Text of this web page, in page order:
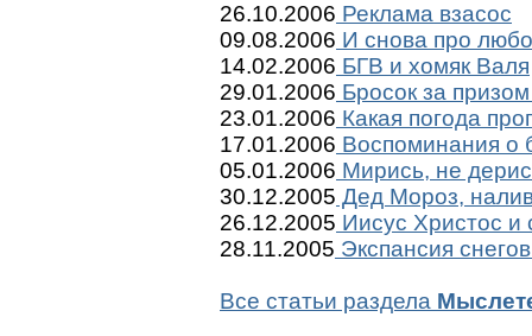
26.10.2006 Реклама взасос
09.08.2006 И снова про
14.02.2006 БГВ и хомяк Валя
29.01.2006 Бросок за
23.01.2006 Какая погода
17.01.2006 Воспоминания о
05.01.2006 Мирись, не
30.12.2005 Дед Мороз,
26.12.2005 Иисус Христос
28.11.2005 Экспансия
Все статьи раздела